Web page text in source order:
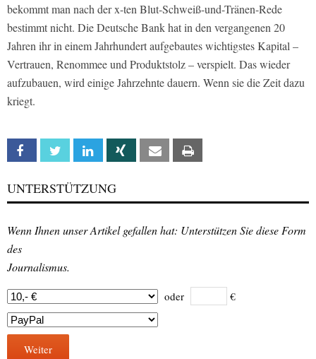
bekommt man nach der x-ten Blut-Schweiß-und-Tränen-Rede
bestimmt nicht. Die Deutsche Bank hat in den vergangenen 20
Jahren ihr in einem Jahrhundert aufgebautes wichtigstes Kapital –
Vertrauen, Renommee und Produktstolz – verspielt. Das wieder
aufzubauen, wird einige Jahrzehnte dauern. Wenn sie die Zeit dazu
kriegt.
Facebook Twitter Linkedin Xing Email
UNTERSTÜTZUNG
Wenn Ihnen unser Artikel gefallen hat: Unterstützen Sie diese Form
des
Journalismus.
oder €
Weiter